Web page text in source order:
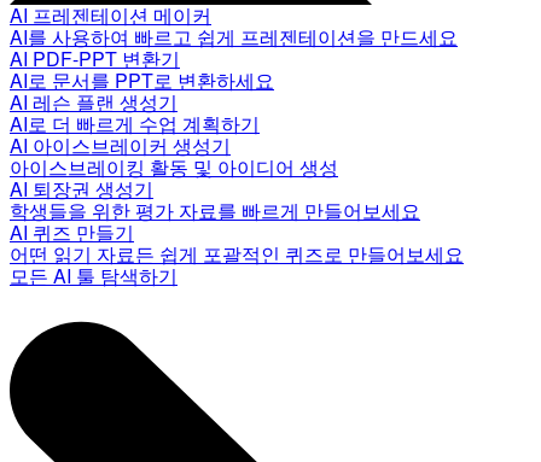
AI 프레젠테이션 메이커
AI를 사용하여 빠르고 쉽게 프레젠테이션을 만드세요
AI PDF-PPT 변환기
AI로 문서를 PPT로 변환하세요
AI 레슨 플랜 생성기
AI로 더 빠르게 수업 계획하기
AI 아이스브레이커 생성기
아이스브레이킹 활동 및 아이디어 생성
AI 퇴장권 생성기
학생들을 위한 평가 자료를 빠르게 만들어보세요
AI 퀴즈 만들기
어떤 읽기 자료든 쉽게 포괄적인 퀴즈로 만들어보세요
모든 AI 툴 탐색하기